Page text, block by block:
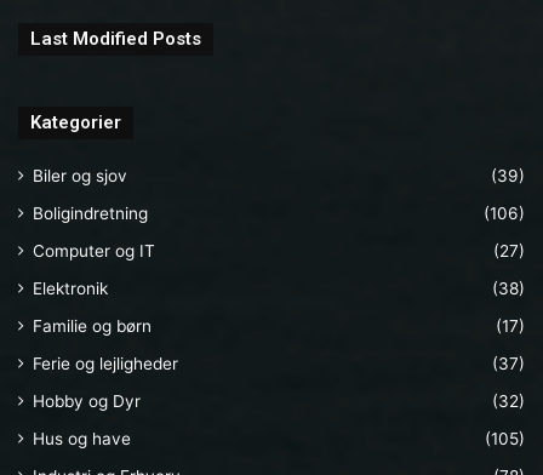
Last Modified Posts
Kategorier
Biler og sjov
(39)
Boligindretning
(106)
Computer og IT
(27)
Elektronik
(38)
Familie og børn
(17)
Ferie og lejligheder
(37)
Hobby og Dyr
(32)
Hus og have
(105)